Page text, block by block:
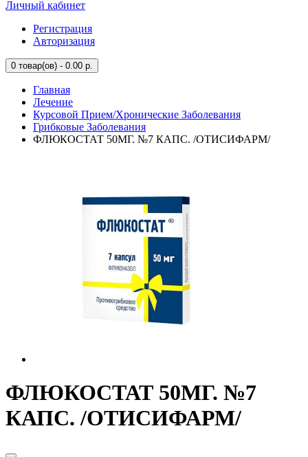
Личный кабинет
Регистрация
Авторизация
0 товар(ов) - 0.00 р.
Главная
Лечение
Курсовой Прием/Хронические Заболевания
Грибковые Заболевания
ФЛЮКОСТАТ 50МГ. №7 КАПС. /ОТИСИФАРМ/
ФЛЮКОСТАТ 50МГ. №7
КАПС. /ОТИСИФАРМ/